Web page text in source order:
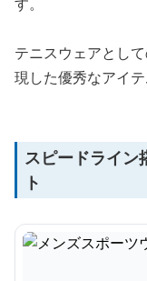
テニスウェアとし
現した優秀なアイテ
スピードライン
ト